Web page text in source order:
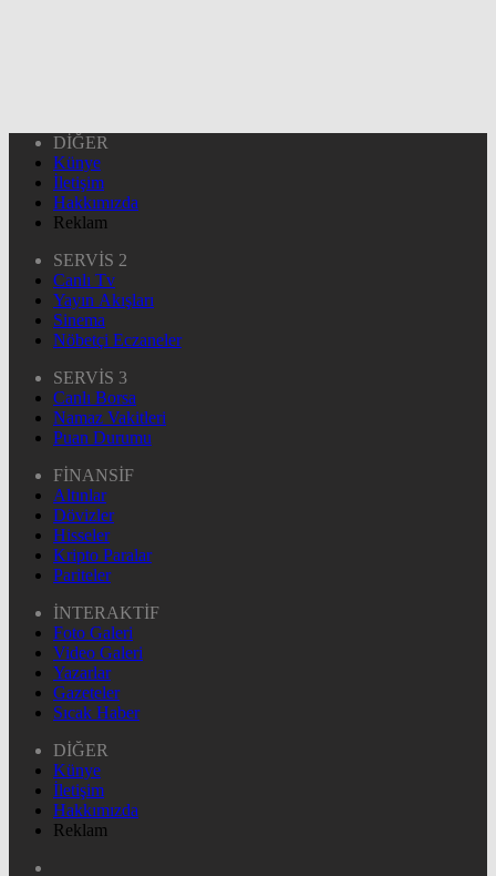
DİĞER
Künye
İletişim
Hakkımızda
Reklam
SERVİS 2
Canlı Tv
Yayın Akışları
Sinema
Nöbetçi Eczaneler
SERVİS 3
Canlı Borsa
Namaz Vakitleri
Puan Durumu
FİNANSİF
Altınlar
Dövizler
Hisseler
Kripto Paralar
Pariteler
İNTERAKTİF
Foto Galeri
Video Galeri
Yazarlar
Gazeteler
Sıcak Haber
DİĞER
Künye
İletişim
Hakkımızda
Reklam